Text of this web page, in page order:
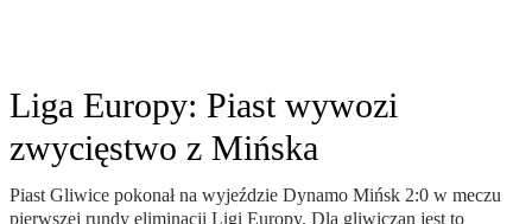
Liga Europy: Piast wywozi
zwycięstwo z Mińska
Piast Gliwice pokonał na wyjeździe Dynamo Mińsk 2:0 w meczu
pierwszej rundy eliminacji Ligi Europy. Dla gliwiczan jest to